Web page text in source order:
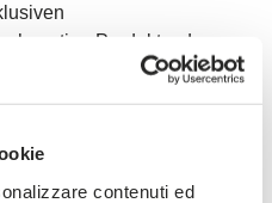
contenuti ed
Produkte, deren
Materialien und der Liebe
Moment zu